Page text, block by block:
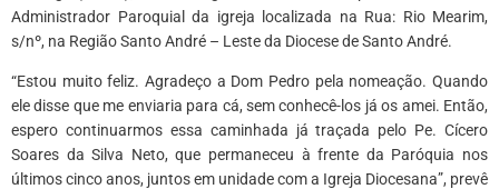
Administrador Paroquial da igreja localizada na Rua: Rio Mearim,
s/nº, na Região Santo André – Leste da Diocese de Santo André.
“Estou muito feliz. Agradeço a Dom Pedro pela nomeação. Quando
ele disse que me enviaria para cá, sem conhecê-los já os amei. Então,
espero continuarmos essa caminhada já traçada pelo Pe. Cícero
Soares da Silva Neto, que permaneceu à frente da Paróquia nos
últimos cinco anos, juntos em unidade com a Igreja Diocesana”, prevê